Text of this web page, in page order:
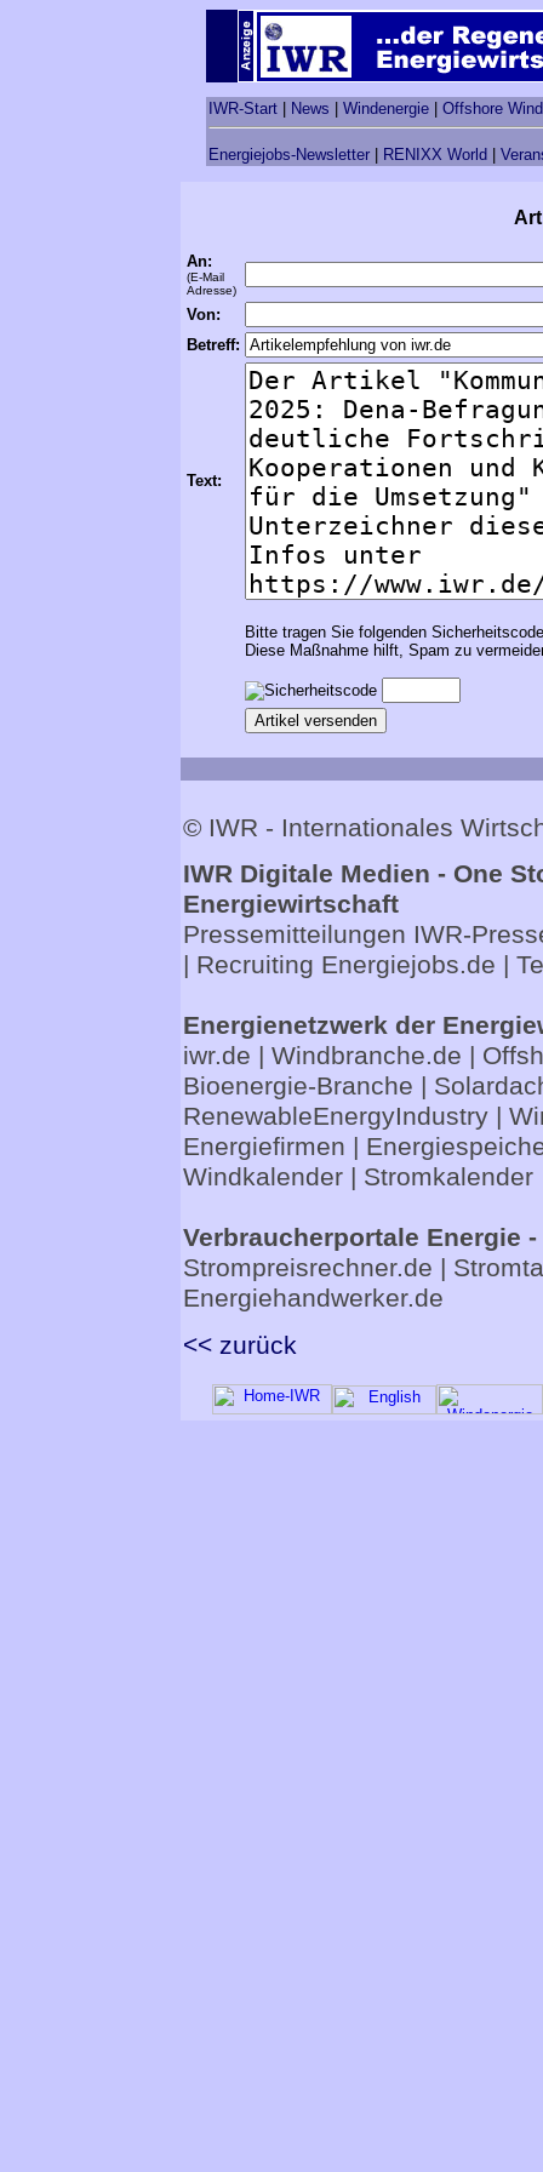
IWR-Start News Windenergie Offshore
Energiejobs-Newsletter RENIXX World
An:
(E-Mail
Adresse)
Von:
Betreff:
Text:
Bitte tragen Sie folgenden
Diese Maßnahme hilft, Spam zu
© IWR - Internationales
IWR Digitale Medien - One
Energiewirtschaft
Pressemitteilungen IWR-
| Recruiting Energiejobs.de |
Energienetzwerk der
iwr.de | Windbranche.de |
Bioenergie-Branche |
RenewableEnergyIndustry|
Energiefirmen |
Windkalender| Stromkalender
Verbraucherportale Energie
Strompreisrechner.de |
Energiehandwerker.de
<< zurück